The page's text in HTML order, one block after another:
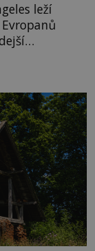
leží
ročně. A ač je